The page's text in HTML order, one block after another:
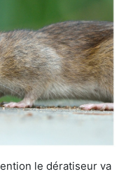
le dératiseur va